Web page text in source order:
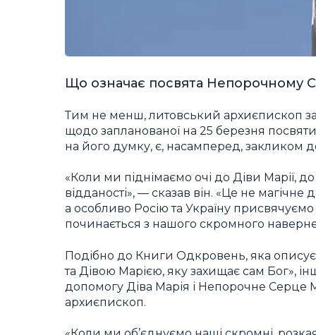
Що означає посвята Непорочному
Тим не менш, литовський архиєпископ
щодо запланованої на 25 березня
на його думку, є, насамперед, закликом
«Коли ми піднімаємо очі до Діви Марії,
відданості», — сказав він. «Це не
а особливо Росію та Україну
починається з нашого скромного
Подібно до Книги Одкровень, яка
та Дівою Марією, яку захищає сам Бог»,
допомогу Діва Марія і Непорочне Серце
архиєпископ.